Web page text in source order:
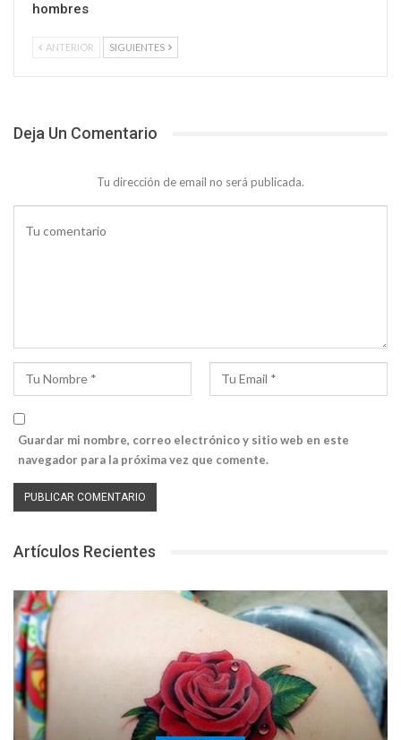
hombres
ANTERIOR SIGUIENTES
Deja Un Comentario
Tu dirección de email no será publicada.
Guardar mi nombre, correo electrónico y sitio web en este
navegador para la próxima vez que comente.
Artículos Recientes